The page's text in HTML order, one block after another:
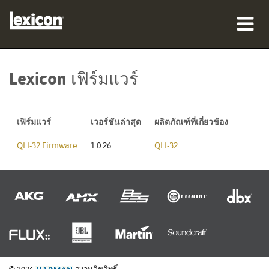
มืออาชีพ
กรณีศึกษา
การฝึกอบรม
การสนับสนุน
Lexicon เฟิร์มแวร์
เฟิร์มแวร์ เวอร์ชันล่าสุด ผลิตภัณฑ์ที่เกี่ยวข้อง
QLI-32 Firmware 1.0.26 QLI-32